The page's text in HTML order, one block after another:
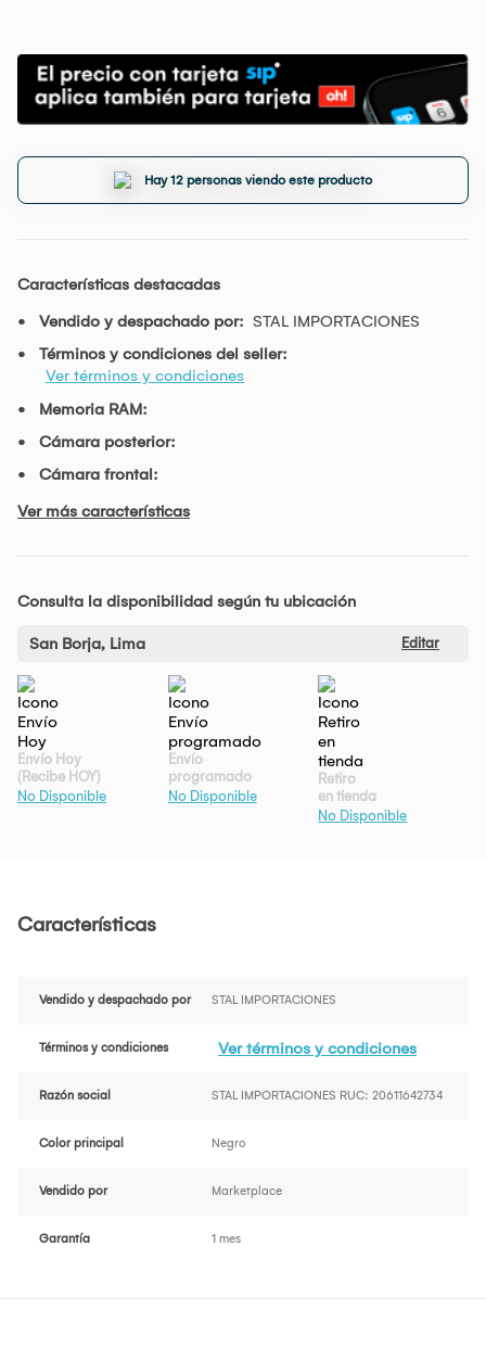
Hay 12 personas viendo este producto
Características destacadas
Vendido y despachado por: STAL IMPORTACIONES
Términos y condiciones del seller:
Ver términos y condiciones
Memoria RAM:
Cámara posterior:
Cámara frontal:
Ver más características
Consulta la disponibilidad según tu ubicación
San Borja, Lima Editar
Envío Hoy
(Recibe HOY)
No Disponible
Envío
programado
No Disponible
Retiro
en tienda
No Disponible
Características
Vendido y despachado por STAL IMPORTACIONES
Términos y condiciones Ver términos y condiciones
Razón social STAL IMPORTACIONES RUC: 20611642734
Color principal Negro
Vendido por Marketplace
Garantía 1 mes